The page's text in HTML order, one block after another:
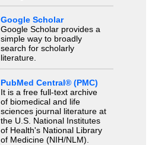
Google Scholar
Google Scholar provides a
simple way to broadly
search for scholarly
literature.
PubMed Central® (PMC)
It is a free full-text archive
of biomedical and life
sciences journal literature at
the U.S. National Institutes
of Health's National Library
of Medicine (NIH/NLM).